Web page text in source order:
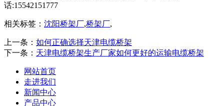
话:15542151777
相关标签： 沈阳桥架厂,桥架厂,
上一条： 如何正确选择天津电缆桥架
下一条： 天津电缆桥架生产厂家如何更好的运输电缆桥架
网站首页
走进我们
新闻中心
产品中心